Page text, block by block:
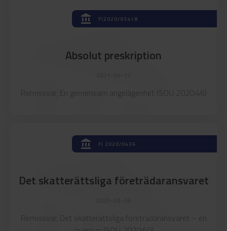
account_balance FI2020/03418
Absolut preskription
Remissvar, En gemensam angelägenhet (SOU 2020:46)
account_balance FI 2020/0436
Det skatterättsliga företrädaransvaret
Remissvar, Det skatterättsliga företrädaransvaret – en